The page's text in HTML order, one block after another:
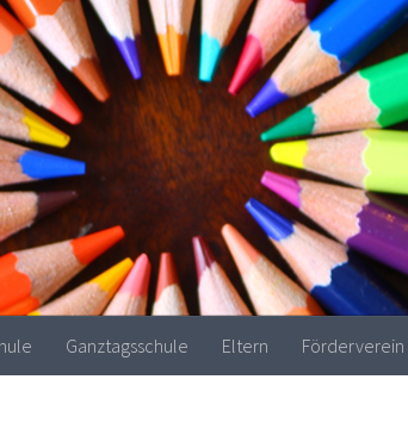
Ganztagsschule Eltern Förderverein